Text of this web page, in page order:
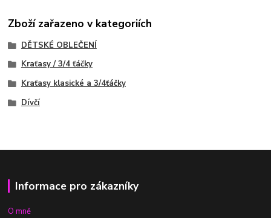
Zboží zařazeno v kategoriích
DĚTSKÉ OBLEČENÍ
Kraťasy / 3/4 ťáčky
Kraťasy klasické a 3/4ťáčky
Dívčí
Informace pro zákazníky
O mně